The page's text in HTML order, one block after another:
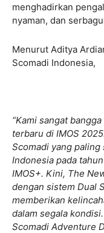
menghadirkan
nyaman, dan
Menurut Aditya
Scomadi Indonesia,
“Kami sangat
terbaru di IMOS
Scomadi yang
Indonesia pada
IMOS+. Kini, The
dengan sistem Dual
memberikan
dalam segala
Scomadi Adventure